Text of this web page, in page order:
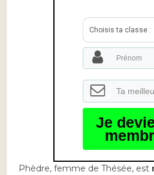
Choisis ta classe :
Je
Phèdre, femme de Thésée, est